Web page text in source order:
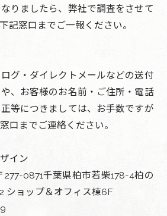
りましたら、弊社で調査をさせて
記窓口までご一報ください。
グ・ダイレクトメールなどの送付
、お客様のお名前・ご住所・電話
等につきましては、お手数ですが
口までご連絡ください。
イン
0871千葉県柏市若柴178-4柏の
ショップ＆オフィス棟6F